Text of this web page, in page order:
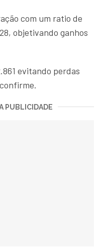
com um ratio de
objetivando ganhos
evitando perdas
PUBLICIDADE